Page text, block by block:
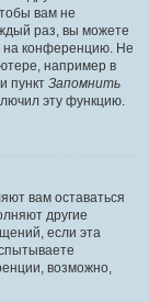
вам не
раз, вы можете
на конференцию. Не
например в
пункт Запомнить
эту функцию.
вам оставаться
другие
если эта
возможно,